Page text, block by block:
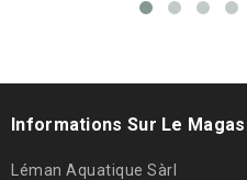
Informations Sur Le
Léman Aquatique Sàrl